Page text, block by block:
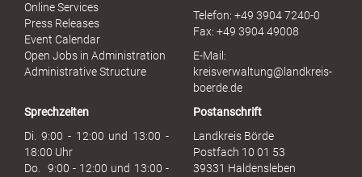
s
u
h
Online Services
Press Releases
Event Calendar
Open Jobs in Administration
Administrative Structure
Telefon: +49 3904 7240-0
Fax: +49 3904 49008
E-Mail:
kreisverwaltung@landkreis-
boerde.de
Sprechzeiten
Di. 9:00 - 12:00 und 13:00 -
18:00 Uhr
Do. 9:00 - 12:00 und 13:00 -
Postanschrift
Landkreis Börde
Postfach 10 01 53
39331 Haldensleben